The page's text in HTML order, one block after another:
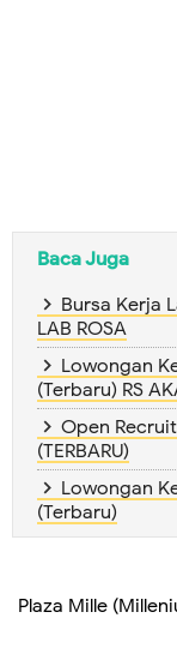
Baca Juga
Bursa Kerja
LAB ROSA
Lowongan
(Terbaru) RS
Open
(TERBARU)
Lowongan
(Terbaru)
Plaza Mille